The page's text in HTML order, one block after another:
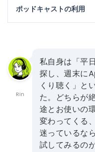
ポッドキャストの利用
Rin
私自身は「平
探し、週末に
くり聴く」と
た。どちらが
途とお使いの
変わってくる
迷っているな
試してみるの